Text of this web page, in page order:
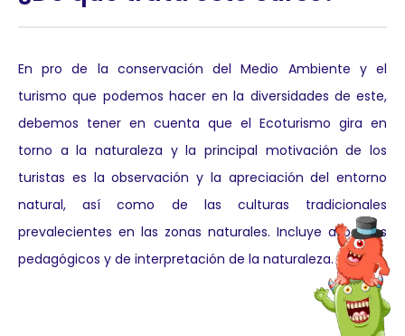
En pro de la conservación del Medio Ambiente y el
turismo que podemos hacer en la diversidades de este,
debemos tener en cuenta que el Ecoturismo gira en
torno a la naturaleza y la principal motivación de los
turistas es la observación y la apreciación del entorno
natural, así como de las culturas tradicionales
prevalecientes en las zonas naturales. Incluye aspectos
pedagógicos y de interpretación de la naturaleza.